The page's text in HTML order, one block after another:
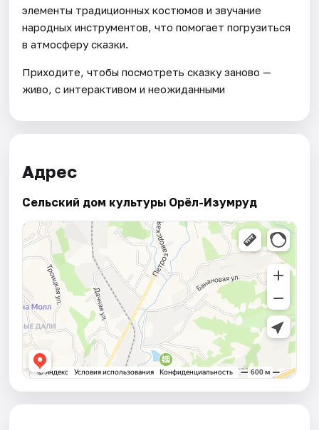
элементы традиционных костюмов и звучание
народных инструментов, что помогает погрузиться
в атмосферу сказки.
Приходите, чтобы посмотреть сказку заново —
живо, с интерактивом и неожиданными
Адрес
Сельский дом культуры Орёл-Изумруд